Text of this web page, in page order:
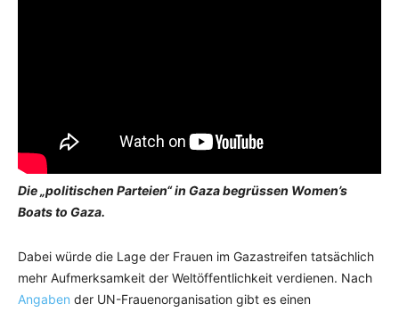
Die „politischen Parteien“ in Gaza begrüssen Women’s
Boats to Gaza.
Dabei würde die Lage der Frauen im Gazastreifen tatsächlich
mehr Aufmerksamkeit der Weltöffentlichkeit verdienen. Nach
Angaben der UN-Frauenorganisation gibt es einen